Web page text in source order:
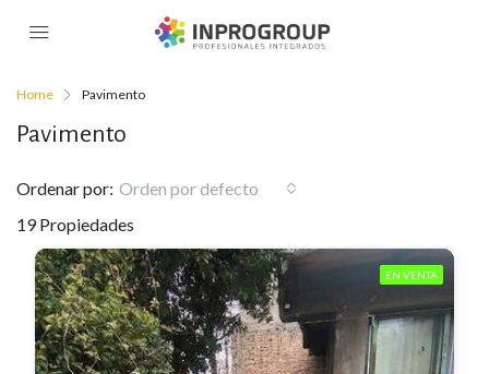
Home Pavimento
Pavimento
19 Propiedades
Ordenar por: Orden por defecto
EN VENTA